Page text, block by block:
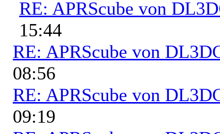
RE: APRScube von
15:44
RE: APRScube von
08:56
RE: APRScube von
09:19